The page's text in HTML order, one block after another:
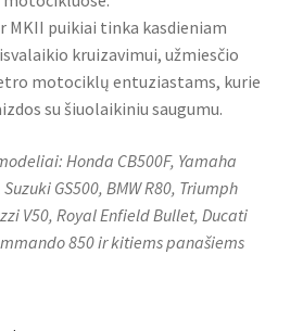
MKII puikiai tinka kasdieniam
kruizavimui, užmiesčio
motociklų entuziastams, kurie
su šiuolaikiniu saugumu.
Honda CB500F, Yamaha
GS500, BMW R80, Triumph
V50, Royal Enfield Bullet, Ducati
850 ir kitiems panašiems